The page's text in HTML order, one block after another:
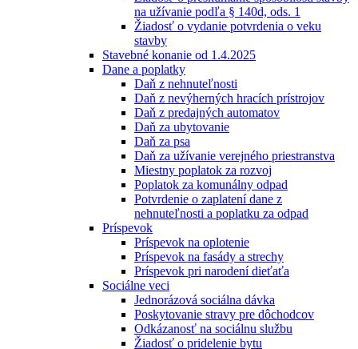
na užívanie podľa § 140d, ods. 1
Žiadosť o vydanie potvrdenia o veku
stavby
Stavebné konanie od 1.4.2025
Dane a poplatky
Daň z nehnuteľnosti
Daň z nevýherných hracích prístrojov
Daň z predajných automatov
Daň za ubytovanie
Daň za psa
Daň za užívanie verejného priestranstva
Miestny poplatok za rozvoj
Poplatok za komunálny odpad
Potvrdenie o zaplatení dane z
nehnuteľnosti a poplatku za odpad
Príspevok
Príspevok na oplotenie
Príspevok na fasády a strechy
Príspevok pri narodení dieťaťa
Sociálne veci
Jednorázová sociálna dávka
Poskytovanie stravy pre dôchodcov
Odkázanosť na sociálnu službu
Žiadosť o pridelenie bytu